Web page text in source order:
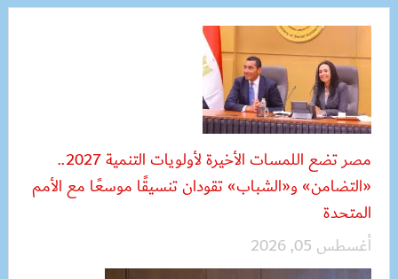
مصر تضع اللمسات الأخيرة لأولويات التنمية 2027..
«التضامن» و«الشباب» تقودان تنسيقًا موسعًا مع الأمم
المتحدة
أغسطس 05, 2026